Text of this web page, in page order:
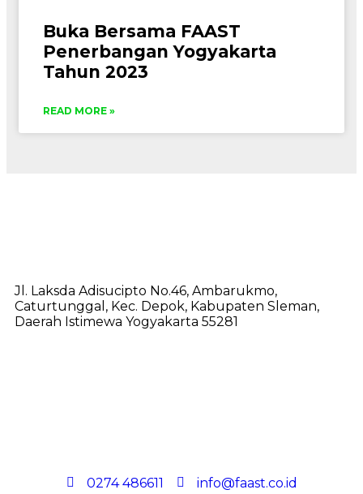
Buka Bersama FAAST
Penerbangan Yogyakarta
Tahun 2023
READ MORE »
Jl. Laksda Adisucipto No.46, Ambarukmo,
Caturtunggal, Kec. Depok, Kabupaten Sleman,
Daerah Istimewa Yogyakarta 55281
0274 486611 info@faast.co.id